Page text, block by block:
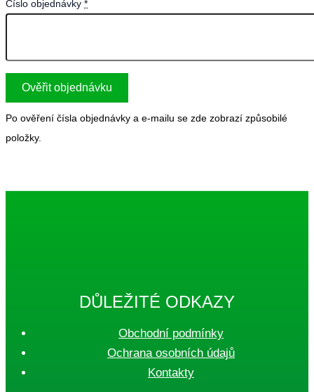
Číslo objednávky *
Ověřit objednávku
Po ověření čísla objednávky a e-mailu se zde zobrazí způsobilé
položky.
DŮLEŽITÉ ODKAZY
Obchodní podmínky
Ochrana osobních údajů
Kontakty